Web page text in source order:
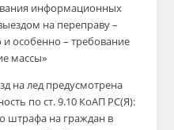
информационных
на переправу –
особенно – требование
массы»
на лед предусмотрена
по ст. 9.10 КоАП РС(Я):
штрафа на граждан в